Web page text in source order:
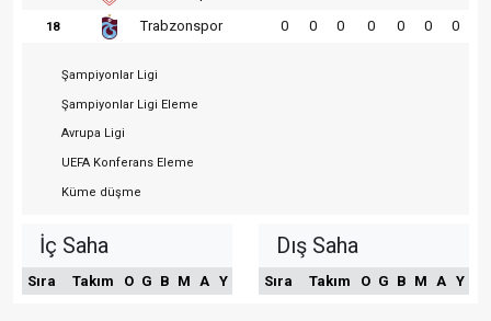
18 Trabzonspor 0 0 0 0 0 0 0
Şampiyonlar Ligi
Şampiyonlar Ligi Eleme
Avrupa Ligi
UEFA Konferans Eleme
Küme düşme
İç Saha
Sıra Takım O G B M A Y
Dış Saha
Sıra Takım O G B M A Y